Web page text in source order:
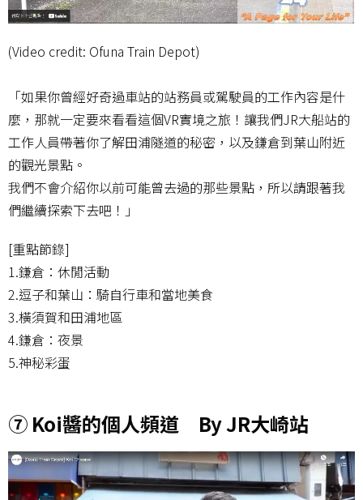
(Video credit: Ofuna Train Depot)
「如果你曾經好奇過車站的站務員或駕駛員的工作內容是什
麼，那就一定要來看看這個VR實境之旅！讓我們JR大船站的
工作人員帶著你了解田浦隧道的秘密，以及鎌倉到葉山附近
的觀光景點。
我們不會介紹你以前可能曾去過的那些景點，所以請跟著我
們繼續探索下去吧！」
[重點節錄]
1.鎌倉：休閒活動
2.逗子和葉山：騎自行車和當地美食
3.橫須賀和田浦地區
4.鎌倉：夜景
5.神秘彩蛋
⑦ Koi醬的個人頻道 By JR大崎站